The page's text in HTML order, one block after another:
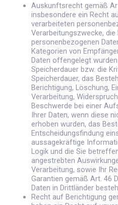
Auskunftsrecht gemäß
insbesondere ein Recht
verarbeiteten
Verarbeitungszwecke,
personenbezogenen
Kategorien von
Daten offengelegt
Speicherdauer bzw. die
Speicherdauer, das
Berichtigung, Löschung,
Verarbeitung,
Beschwerde bei einer
Ihrer Daten, wenn diese
erhoben wurden, das
Entscheidungsfindung
aussagekräftige
Logik und die Sie
angestrebten
Verarbeitung, sowie Ihr
Garantien gemäß Art. 46
Daten in Drittländer
Recht auf Berichtigung